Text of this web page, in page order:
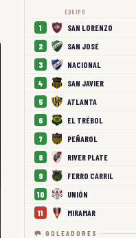
EQUIPO
1 SAN LORENZO
2 SAN JOSÉ
3 NACIONAL
4 SAN JAVIER
5 ATLANTA
6 EL TRÉBOL
7 PEÑAROL
8 RIVER PLATE
9 FERRO CARRIL
10 UNIÓN
11 MIRAMAR
🥅 GOLEADORES